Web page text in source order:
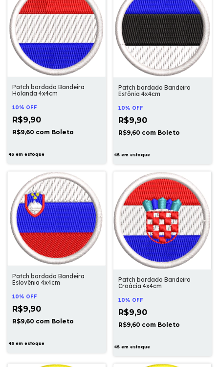
Patch bordado Bandeira
Holanda 4x4cm
10% OFF
R$9,90
R$9,60 com Boleto
45em estoque
Patch bordado Bandeira
Estônia 4x4cm
10% OFF
R$9,90
R$9,60 com Boleto
45 em estoque
Patch bordado Bandeira
Eslovênia 4x4cm
10% OFF
R$9,90
R$9,60 com Boleto
45em estoque
Patch bordado Bandeira
Croácia 4x4cm
10% OFF
R$9,90
R$9,60 com Boleto
45 em estoque